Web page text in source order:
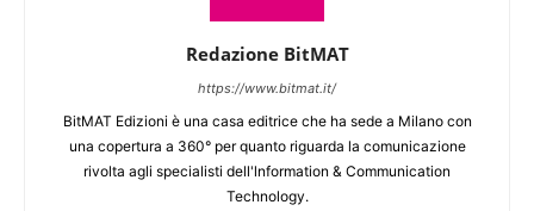
Redazione BitMAT
https://www.bitmat.it/
BitMAT Edizioni è una casa editrice che ha sede a Milano con
una copertura a 360° per quanto riguarda la comunicazione
rivolta agli specialisti dell'lnformation & Communication
Technology.